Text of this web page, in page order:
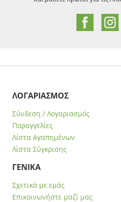
ΛΟΓΑΡΙΑΣΜΟΣ
Σύνδεση / Λογαριασμός
Παραγγελίες
Λίστα Αγαπημένων
Λίστα Σύγκρισης
ΓΕΝΙΚΑ
Σχετικά με εμάς
Επικοινωνήστε μαζί μας